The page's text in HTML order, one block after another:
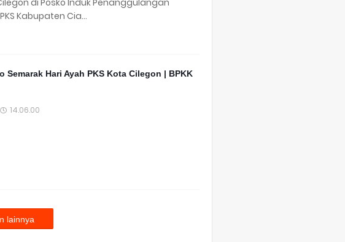
di Posko Induk Penanggulangan
Kabupaten Cia…
Semarak Hari Ayah PKS Kota Cilegon | BPKK
14.06.00
lainnya